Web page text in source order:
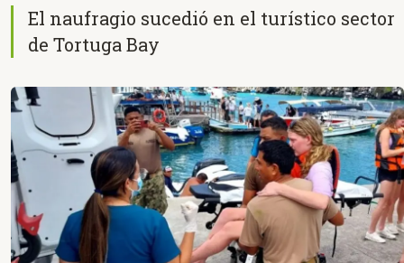
El naufragio sucedió en el turístico sector
de Tortuga Bay